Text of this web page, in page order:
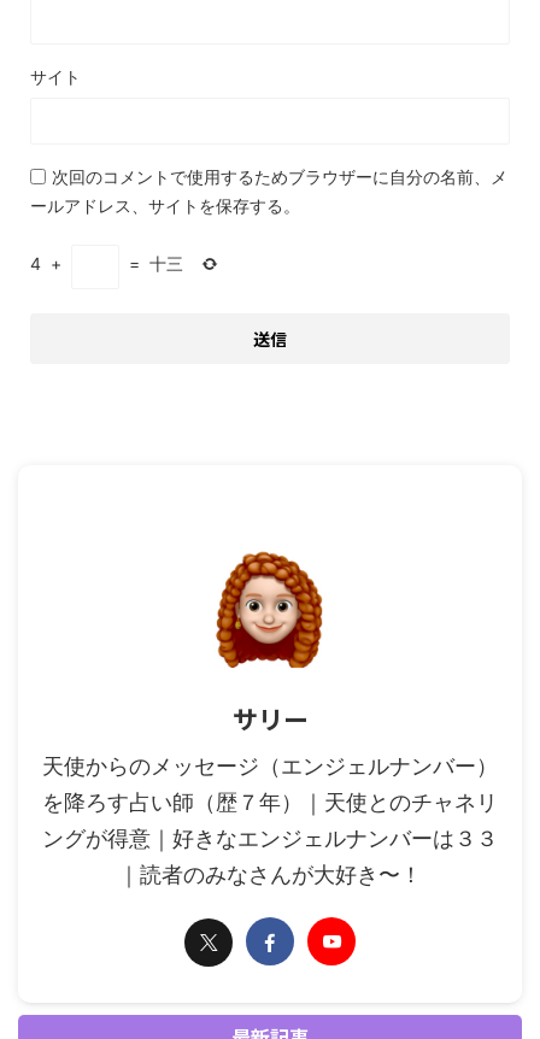
サイト
次回のコメントで使用するためブラウザーに自分の名前、メ
ールアドレス、サイトを保存する。
4 + = 十三
サリー
天使からのメッセージ（エンジェルナンバー）
を降ろす占い師（歴７年）｜天使とのチャネリ
ングが得意｜好きなエンジェルナンバーは３３
｜読者のみなさんが大好き〜！